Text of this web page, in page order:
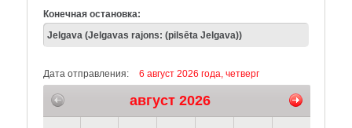
Конечная остановка:
Дата отправления: 6 август 2026 года, четверг
август 2026